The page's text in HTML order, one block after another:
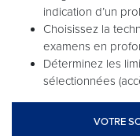
indication d’un
Choisissez la
examens en
Déterminez les
sélectionnées
VOTRE